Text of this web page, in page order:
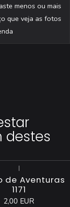
menos ou mais
que veja as fotos
destes
|
de Aventuras
1171
2,00 EUR